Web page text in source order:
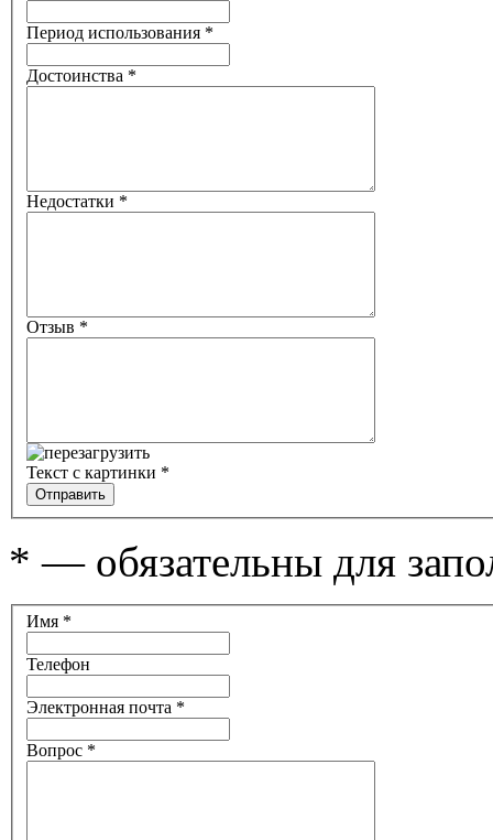
Период использования *
Достоинства *
Недостатки *
Отзыв *
Текст с картинки *
* — обязательны для
Имя *
Телефон
Электронная почта *
Вопрос *